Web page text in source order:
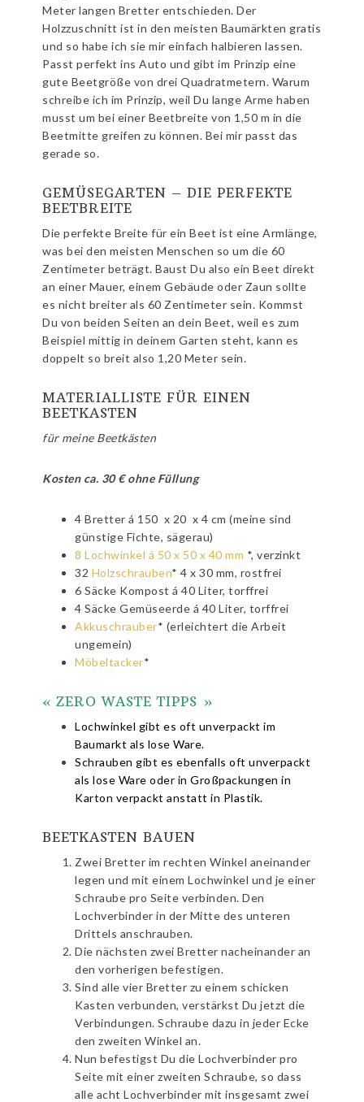
Meter langen Bretter entschieden. Der
Holzzuschnitt ist in den meisten Baumärkten gratis
und so habe ich sie mir einfach halbieren lassen.
Passt perfekt ins Auto und gibt im Prinzip eine
gute Beetgröße von drei Quadratmetern. Warum
schreibe ich im Prinzip, weil Du lange Arme haben
musst um bei einer Beetbreite von 1,50 m in die
Beetmitte greifen zu können. Bei mir passt das
gerade so.
GEMÜSEGARTEN – DIE PERFEKTE
BEETBREITE
Die perfekte Breite für ein Beet ist eine Armlänge,
was bei den meisten Menschen so um die 60
Zentimeter beträgt. Baust Du also ein Beet direkt
an einer Mauer, einem Gebäude oder Zaun sollte
es nicht breiter als 60 Zentimeter sein. Kommst
Du von beiden Seiten an dein Beet, weil es zum
Beispiel mittig in deinem Garten steht, kann es
doppelt so breit also 1,20 Meter sein.
MATERIALLISTE FÜR EINEN
BEETKASTEN
für meine Beetkästen
Kosten ca. 30 € ohne Füllung
4 Bretter á 150 x 20 x 4 cm (meine sind
günstige Fichte, sägerau)
8 Lochwinkel á 50 x 50 x 40 mm *, verzinkt
32 Holzschrauben* 4 x 30 mm, rostfrei
6 Säcke Kompost á 40 Liter, torffrei
4 Säcke Gemüseerde á 40 Liter, torffrei
Akkuschrauber* (erleichtert die Arbeit
ungemein)
Möbeltacker*
« ZERO WASTE TIPPS »
Lochwinkel gibt es oft unverpackt im
Baumarkt als lose Ware.
Schrauben gibt es ebenfalls oft unverpackt
als lose Ware oder in Großpackungen in
Karton verpackt anstatt in Plastik.
BEETKASTEN BAUEN
Zwei Bretter im rechten Winkel aneinander
legen und mit einem Lochwinkel und je einer
Schraube pro Seite verbinden. Den
Lochverbinder in der Mitte des unteren
Drittels anschrauben.
Die nächsten zwei Bretter nacheinander an
den vorherigen befestigen.
Sind alle vier Bretter zu einem schicken
Kasten verbunden, verstärkst Du jetzt die
Verbindungen. Schraube dazu in jeder Ecke
den zweiten Winkel an.
Nun befestigst Du die Lochverbinder pro
Seite mit einer zweiten Schraube, so dass
alle acht Lochverbinder mit insgesamt zwei